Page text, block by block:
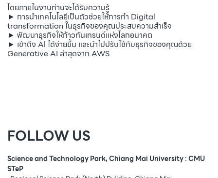
โดยภายในงานท่านจะได้รับความรู้
► การนำเทคโนโลยีเป็นตัวช่วยให้การทำ Digital
transformation ในธุรกิจของคุณประสบความสำเร็จ
► พัฒนาธุรกิจให้ก้าวทันเทรนด์แห่งโลกอนาคต
► เข้าถึง Al ได้ง่ายขึ้น และนำไปปรับใช้กับธุรกิจของคุณด้วย
Generative AI ล่าสุดจาก AWS
FOLLOW US
Science and Technology Park, Chiang Mai University : CMU
STeP